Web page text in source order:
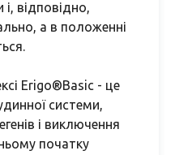
відповідно,
а в положенні
Erigo®Basic - це
системи,
і виключення
початку